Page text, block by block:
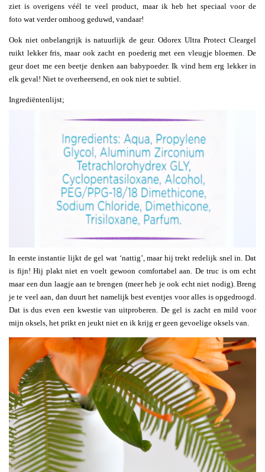
ziet is overigens véél te veel product, maar ik heb het speciaal voor de
foto wat verder omhoog geduwd, vandaar!
Ook niet onbelangrijk is natuurlijk de geur. Odorex Ultra Protect Cleargel
ruikt lekker fris, maar ook zacht en poederig met een vleugje bloemen. De
geur doet me een beetje denken aan babypoeder. Ik vind hem erg lekker in
elk geval! Niet te overheersend, en ook niet te subtiel.
Ingrediëntenlijst;
In eerste instantie lijkt de gel wat ‘nattig’, maar hij trekt redelijk snel in. Dat
is fijn! Hij plakt niet en voelt gewoon comfortabel aan. De truc is om echt
maar een dun laagje aan te brengen (meer heb je ook echt niet nodig). Breng
je te veel aan, dan duurt het namelijk best eventjes voor alles is opgedroogd.
Dat is dus even een kwestie van uitproberen. De gel is zacht en mild voor
mijn oksels, het prikt en jeukt niet en ik krijg er geen gevoelige oksels van.